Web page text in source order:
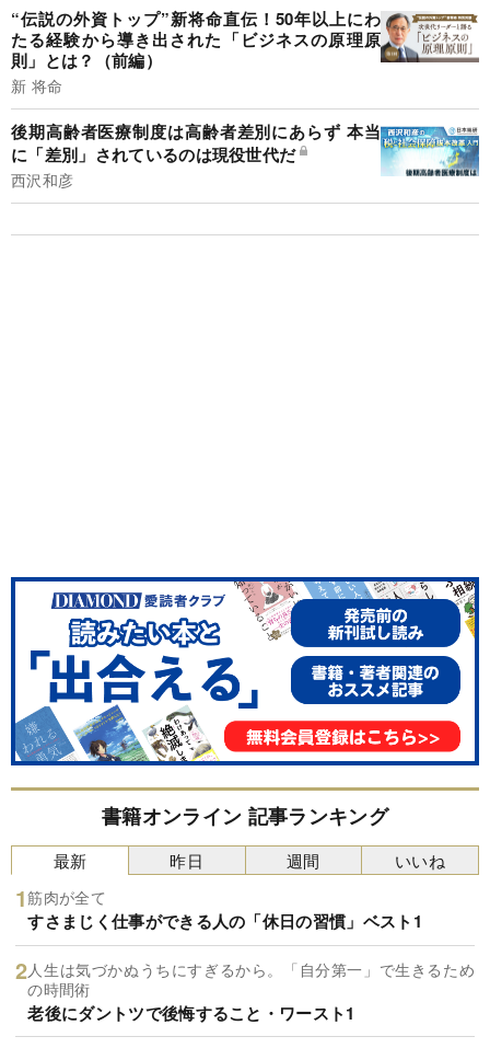
“伝説の外資トップ”新将命直伝！50年以上にわ
たる経験から導き出された「ビジネスの原理原
則」とは？（前編）
新 将命
後期高齢者医療制度は高齢者差別にあらず 本当
に「差別」されているのは現役世代だ
西沢和彦
書籍オンライン 記事ランキング
最新
筋肉が全て
すさまじく仕事ができる人の「休日の習慣」ベスト1
人生は気づかぬうちにすぎるから。「自分第一」で生きるため
の時間術
老後にダントツで後悔すること・ワースト1
昨日 週間 いいね